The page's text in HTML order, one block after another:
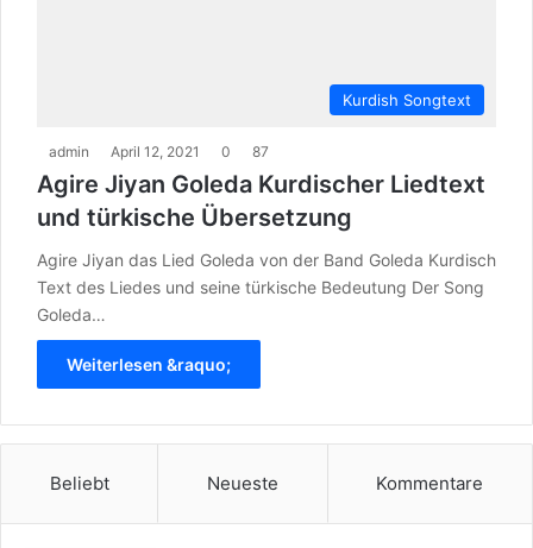
Kurdish Songtext
admin April 12, 2021 0 87
Agire Jiyan Goleda Kurdischer Liedtext
und türkische Übersetzung
Agire Jiyan das Lied Goleda von der Band Goleda Kurdisch
Text des Liedes und seine türkische Bedeutung Der Song
Goleda…
Weiterlesen &raquo;
Beliebt Neueste Kommentare